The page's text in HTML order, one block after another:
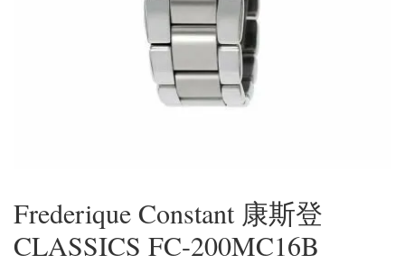
Frederique Constant 康斯登
CLASSICS FC-200MC16B